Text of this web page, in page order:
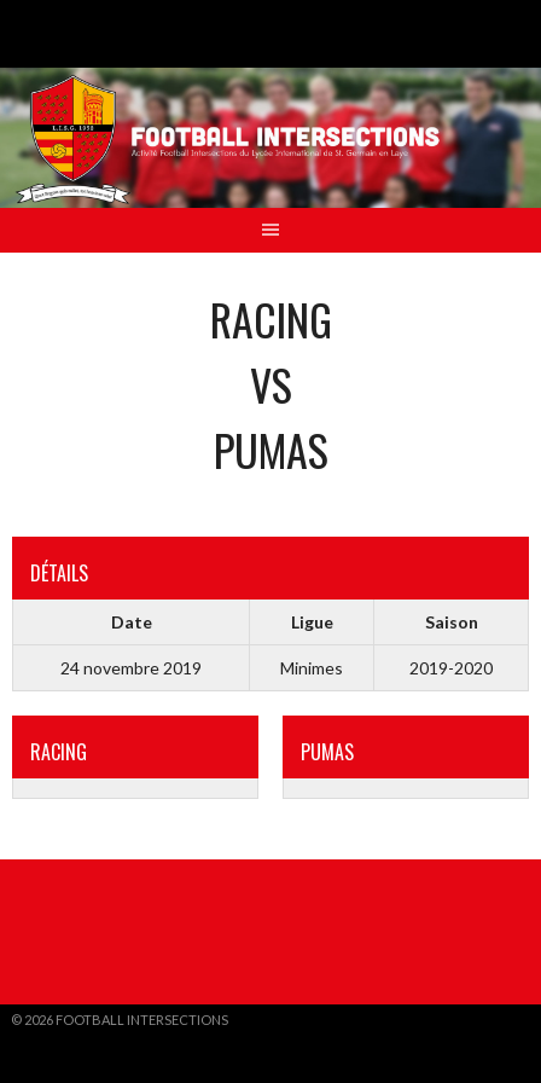
contenu
RACING
VS
PUMAS
DÉTAILS
Date Ligue Saison
24 novembre 2019 Minimes 2019-2020
RACING PUMAS
© 2026 FOOTBALL INTERSECTIONS